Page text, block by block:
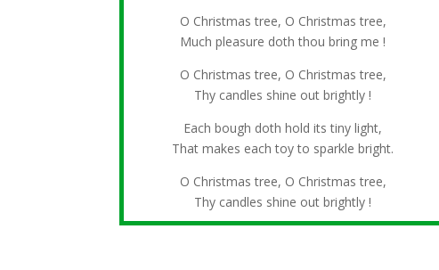
O Christmas tree, O Christmas tree,
Much pleasure doth thou bring me !
O Christmas tree, O Christmas tree,
Thy candles shine out brightly !
Each bough doth hold its tiny light,
That makes each toy to sparkle bright.
O Christmas tree, O Christmas tree,
Thy candles shine out brightly !